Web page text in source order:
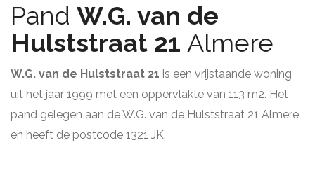
Pand W.G. van de
Hulststraat 21 Almere
W.G. van de Hulststraat 21 is een vrijstaande woning
uit het jaar 1999 met een oppervlakte van 113 m2. Het
pand gelegen aan de W.G. van de Hulststraat 21 Almere
en heeft de postcode 1321 JK.